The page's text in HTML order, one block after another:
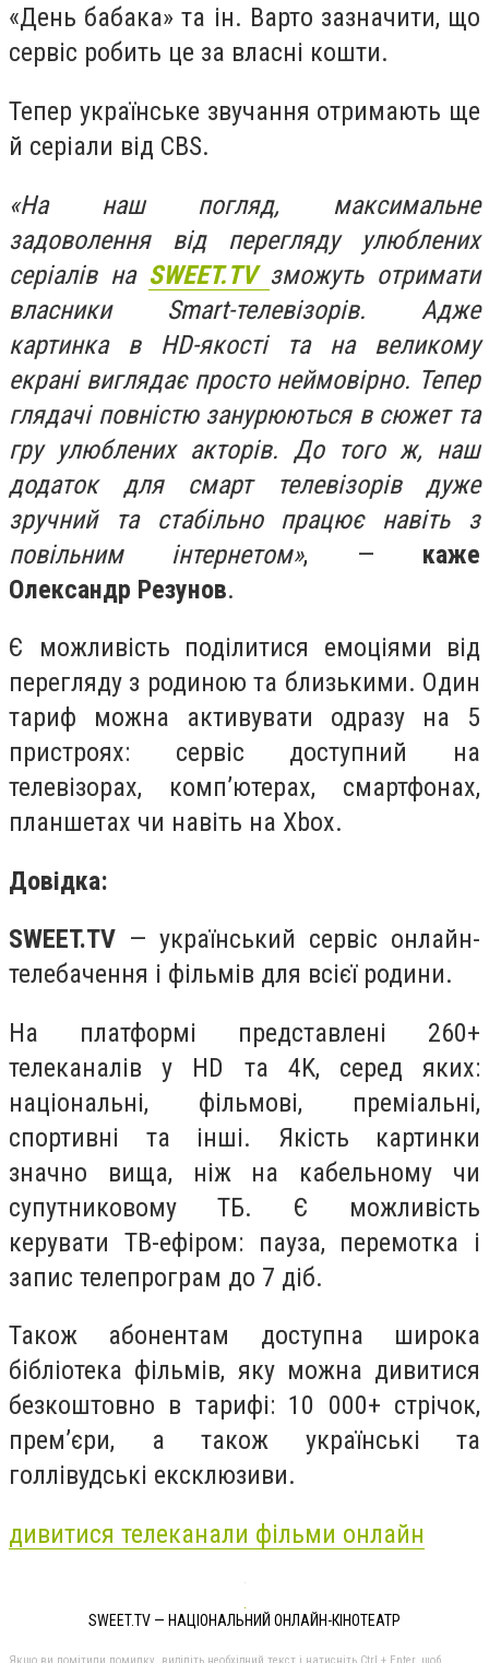
«День бабака» та ін. Варто зазначити, що
сервіс робить це за власні кошти.
Тепер українське звучання отримають ще
й серіали від CBS.
«На наш погляд, максимальне
задоволення від перегляду улюблених
серіалів на SWEET.TV зможуть отримати
власники Smart-телевізорів. Адже
картинка в HD-якості та на великому
екрані виглядає просто неймовірно. Тепер
глядачі повністю занурюються в сюжет та
гру улюблених акторів. До того ж, наш
додаток для смарт телевізорів дуже
зручний та стабільно працює навіть з
повільним інтернетом», — каже
Олександр Резунов.
Є можливість поділитися емоціями від
перегляду з родиною та близькими. Один
тариф можна активувати одразу на 5
пристроях: сервіс доступний на
телевізорах, комп’ютерах, смартфонах,
планшетах чи навіть на Xbox.
Довідка:
SWEET.TV — український сервіс онлайн-
телебачення і фільмів для всієї родини.
На платформі представлені 260+
телеканалів у HD та 4K, серед яких:
національні, фільмові, преміальні,
спортивні та інші. Якість картинки
значно вища, ніж на кабельному чи
супутниковому ТБ. Є можливість
керувати ТВ-ефіром: пауза, перемотка і
запис телепрограм до 7 діб.
Також абонентам доступна широка
бібліотека фільмів, яку можна дивитися
безкоштовно в тарифі: 10 000+ стрічок,
прем’єри, а також українські та
голлівудські ексклюзиви.
дивитися телеканали фільми онлайн
SWEET.TV — НАЦІОНАЛЬНИЙ ОНЛАЙН-КІНОТЕАТР